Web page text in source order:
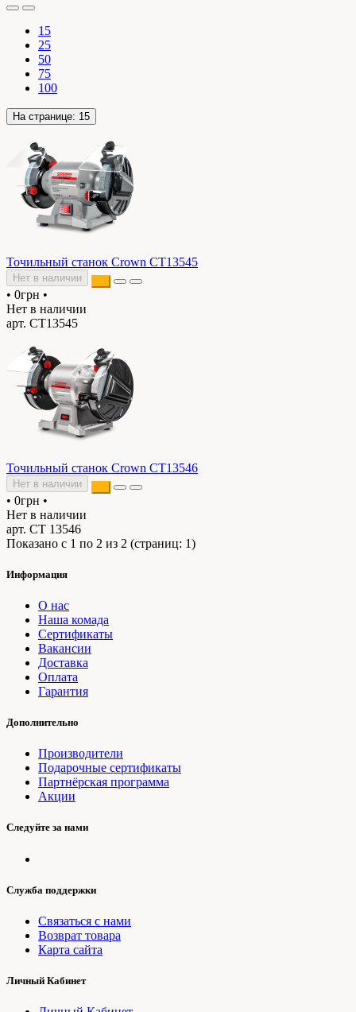
15
25
50
75
100
На странице: 15
Точильный станок Crown CT13545
Нет в наличии
• 0грн •
Нет в наличии
арт. CT13545
Точильный станок Crown CT13546
Нет в наличии
• 0грн •
Нет в наличии
арт. СТ 13546
Показано с 1 по 2 из 2 (страниц: 1)
Информация
О нас
Наша комада
Сертификаты
Вакансии
Доставка
Оплата
Гарантия
Дополнительно
Производители
Подарочные сертификаты
Партнёрская программа
Акции
Следуйте за нами
Служба поддержки
Связаться с нами
Возврат товара
Карта сайта
Личный Кабинет